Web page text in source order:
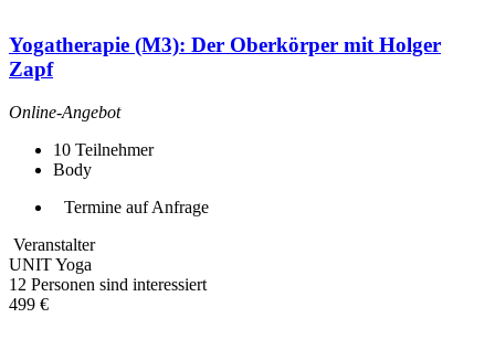
Yogatherapie (M3): Der Oberkörper mit Holger
Zapf
Online-Angebot
10 Teilnehmer
Body
Termine auf Anfrage
Veranstalter
UNIT Yoga
12 Personen sind interessiert
499 €